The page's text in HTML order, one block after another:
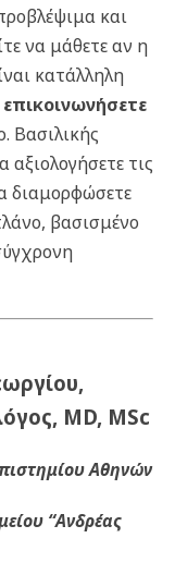
και
να μάθετε αν η
κατάλληλη
επικοινωνήσετε
Βασιλικής
τις
διαμορφώσετε
βασισμένο
MD, MSc
Αθηνών
“Ανδρέας